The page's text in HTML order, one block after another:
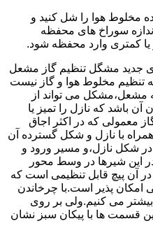
مخلوط هوا را شل کنید و
سوراخ های محفظه
یا کمتری وارد محفظه شود.
جدید مشگل تنظیم گاز مشعل
تنظیم مخلوط هوا و گاز نیست
می تواند از
باشد که نازل را تمیز یا
معمولی که در اکثر اجاق
با نازل و شکل گسترده آن
شکل نازل،و مسیر ورود و
این شیرها در وسط محور
آن پیچ قابل تنظیمی است که
امکان پذیر است.با چرخاندن
بیشتر می کنیم.ولی بر روی
قسمت ها با پیکان سبز نشان